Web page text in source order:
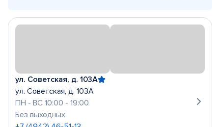
ул. Советская, д. 103А
ул. Советская, д. 103А
ПН - ВС 10:00 - 19:00
Без выходных